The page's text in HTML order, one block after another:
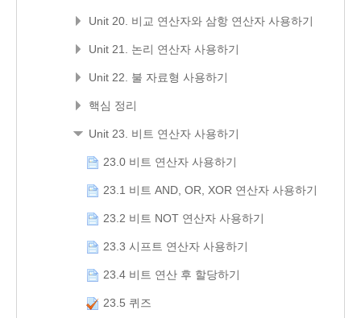
Unit 20. 비교 연산자와 삼항 연산자 사용하기
Unit 21. 논리 연산자 사용하기
Unit 22. 불 자료형 사용하기
핵심 정리
Unit 23. 비트 연산자 사용하기
23.0 비트 연산자 사용하기
23.1 비트 AND, OR, XOR 연산자 사용하기
23.2 비트 NOT 연산자 사용하기
23.3 시프트 연산자 사용하기
23.4 비트 연산 후 할당하기
23.5 퀴즈